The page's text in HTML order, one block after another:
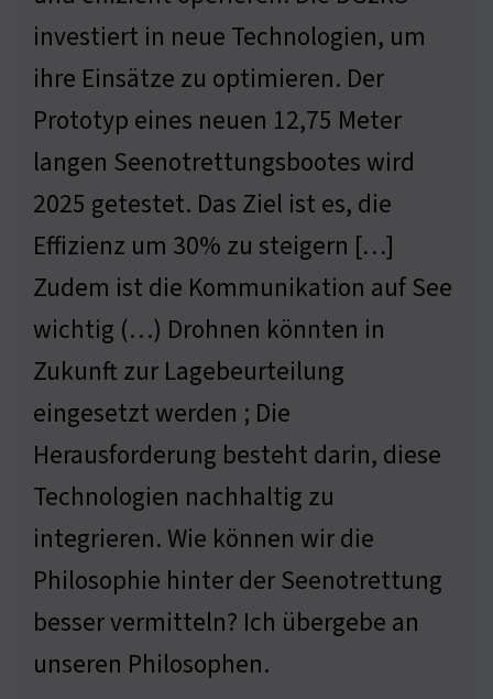
investiert in neue Technologien, um
ihre Einsätze zu optimieren. Der
Prototyp eines neuen 12,75 Meter
langen Seenotrettungsbootes wird
2025 getestet. Das Ziel ist es, die
Effizienz um 30% zu steigern […]
Zudem ist die Kommunikation auf See
wichtig (…) Drohnen könnten in
Zukunft zur Lagebeurteilung
eingesetzt werden ; Die
Herausforderung besteht darin, diese
Technologien nachhaltig zu
integrieren. Wie können wir die
Philosophie hinter der Seenotrettung
besser vermitteln? Ich übergebe an
unseren Philosophen.